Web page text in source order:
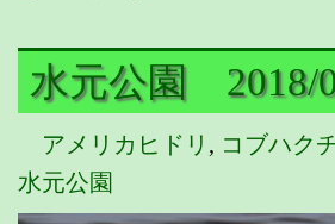
水元公園 2018/
アメリカヒドリ , コブハク
水元公園